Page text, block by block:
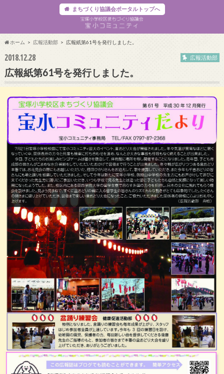
まちづくり協議会ポータルトップへ
ホーム 広報活動部 広報紙第61号を発行しました。
2018.12.28 広報活動部
広報紙第61号を発行しました。